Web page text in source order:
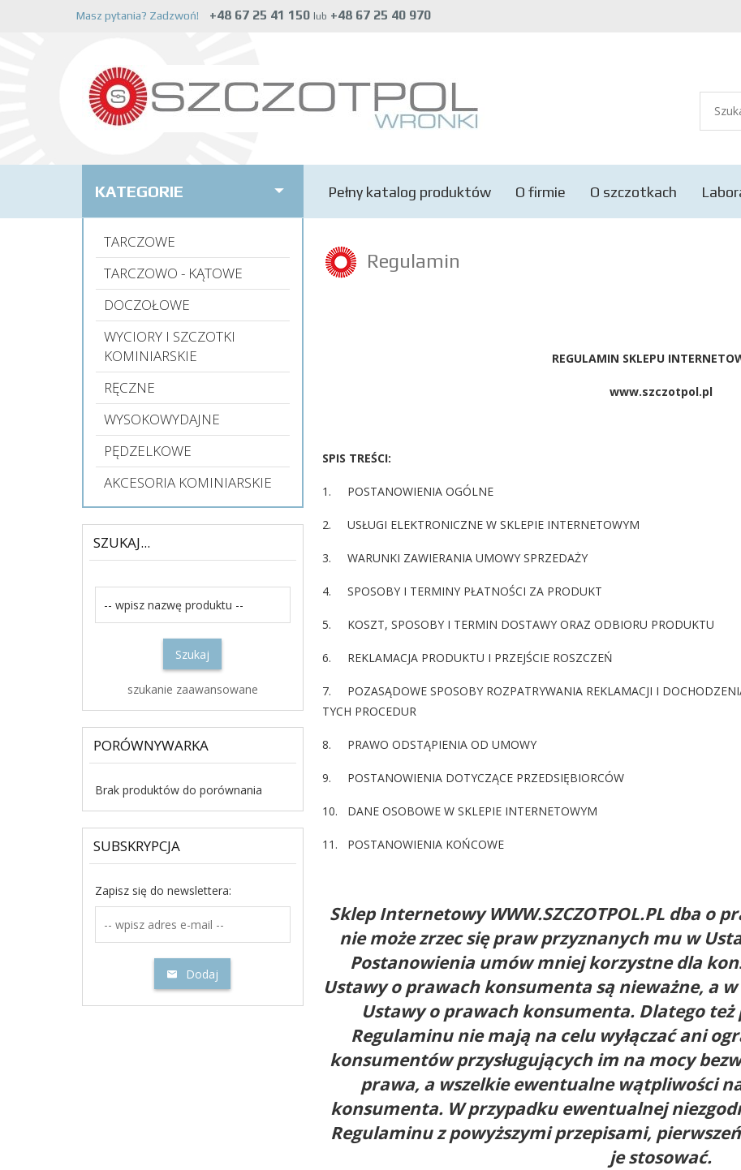
Masz pytania? Zadzwoń! +48 67 25 41 150 lub +48 67 25 40 970
KATEGORIE Pełny katalog produktów O firmie O szczotkach
TARCZOWE
TARCZOWO - KĄTOWE
DOCZOŁOWE
WYCIORY I SZCZOTKI
KOMINIARSKIE
RĘCZNE
WYSOKOWYDAJNE
PĘDZELKOWE
AKCESORIA KOMINIARSKIE
SZUKAJ...
Szukaj...
Szukaj
szukanie zaawansowane
PORÓWNYWARKA
Brak produktów do porównania
SUBSKRYPCJA
Zapisz się do newslettera:
Dodaj
Regulamin
REGULAMIN SKLEPU
www.szczotpol.pl
SPIS TREŚCI:
1. POSTANOWIENIA OGÓLNE
2. USŁUGI ELEKTRONICZNE W SKLEPIE INTERNETOWYM
3. WARUNKI ZAWIERANIA UMOWY SPRZEDAŻY
4. SPOSOBY I TERMINY PŁATNOŚCI ZA PRODUKT
5. KOSZT, SPOSOBY I TERMIN DOSTAWY ORAZ ODBIORU PRODUKTU
6. REKLAMACJA PRODUKTU I PRZEJŚCIE ROSZCZEŃ
7. POZASĄDOWE SPOSOBY ROZPATRYWANIA REKLAMACJI I
TYCH PROCEDUR
8. PRAWO ODSTĄPIENIA OD UMOWY
9. POSTANOWIENIA DOTYCZĄCE PRZEDSIĘBIORCÓW
10. DANE OSOBOWE W SKLEPIE INTERNETOWYM
11. POSTANOWIENIA KOŃCOWE
Sklep Internetowy WWW.SZCZOTPOL.PL dba o
nie może zrzec się praw przyznanych mu w
Postanowienia umów mniej korzystne dla
Ustawy o prawach konsumenta są nieważne, a
Ustawy o prawach konsumenta. Dlatego
Regulaminu nie mają na celu wyłączać ani
konsumentów przysługujących im na mocy
prawa, a wszelkie ewentualne wątpliwości
konsumenta. W przypadku ewentualnej
Regulaminu z powyższymi przepisami,
je stosować.